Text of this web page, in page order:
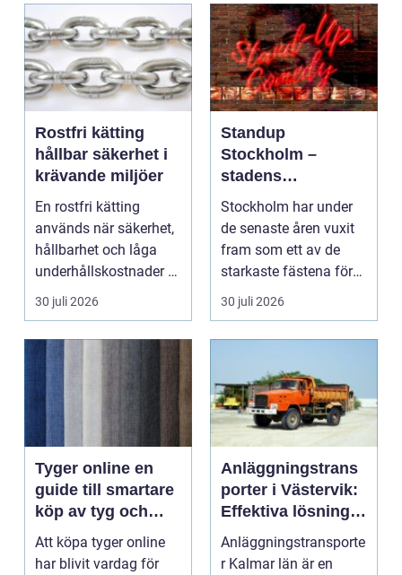
Rostfri kätting
hållbar säkerhet i
krävande miljöer
En rostfri kätting
används när säkerhet,
hållbarhet och låga
underhållskostnader är
viktigare än läg...
30 juli 2026
Standup
Stockholm –
stadens
vardagsrum för
skratt
Stockholm har under
de senaste åren vuxit
fram som ett av de
starkaste fästena för
s...
30 juli 2026
Tyger online en
guide till smartare
köp av tyg och
hemtextil
Att köpa tyger online
har blivit vardag för
Anläggningstrans
porter i Västervik:
Effektiva lösningar
för bygg och
markarbete
Anläggningstransporte
r Kalmar län är en